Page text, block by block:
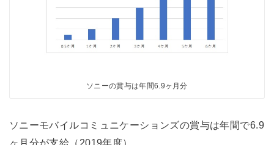
ソニーの賞与は年間6.9ヶ月分
ソニーモバイルコミュニケーションズの賞与は年間で6.9
ヶ月分が支給（2019年度）。